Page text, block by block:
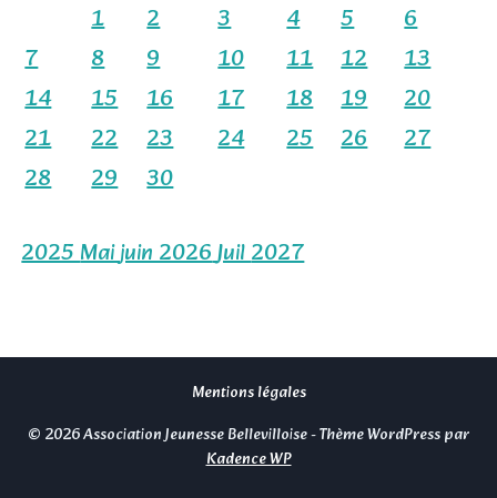
1
2 3 4 5
6
7
8 9 10 11 12
13
14
15 16 17 18 19
20
21
22 23 24 25 26
27
28
29
30
2025Maijuin 2026Juil2027
Mentions légales
© 2026 Association Jeunesse Bellevilloise - Thème WordPress par
Kadence WP